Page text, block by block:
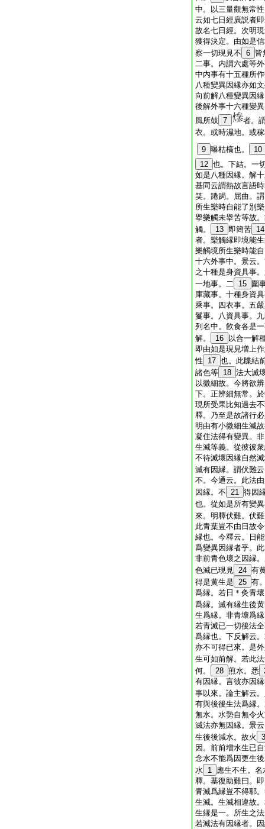
中。以三量觀無常
云如七日經廣説者
故名七日經。次明
獲得決定。由如是
察一切現見不 6 皆
二事。内謂六處等
中内事有十五種所
八種變異因縁亦如
向前解八種變異因
後解外事十六種變
風所鼓 7
者。
衣。或時濕地。或
9 曝枯槁也。
10
12 也。下結。一
如是八種因縁。解
基同云謂熱故言語
笑。踡跼。屈曲。
所生樂時自能了別
擧樂觸未擧苦等故
觸。
13 即簡苦 14
者。樂觸縁即境能
樂觸境所生樂時能
十六外事中。景云
之十種是身資具事
一地事。二 15 圍
庫藏事。十種身資
乘事。四衣事。五
鬘事。八資具事。
列名中。飮食各是
解。
16
以合一解
即由如是現見増上
性
17 也。此牒結
諸色等 18 法大滅
以微細故。今將欲
下。正辨細無常。
現所受果比知過去
釋。乃至是故諸行
明由有小微細生滅
凝住法得有變異。
生滅等義。從彼彼
不待滅壞因縁自然
滅有因縁。謂伏難
不。今通云。此法
因縁。不 21 得因
也。從如是所有變
來。明釋伏難。伏
此青葉豈不由日故
縁也。今釋云。日
爲變異因縁者乎。
非前青色壞之因縁
色滅已現見 24 有
得是黄生是 25 有
爲縁。若日＊灸青
爲縁。滅有縁生後
生爲縁。非青壞爲
若青滅已一切後法
爲縁也。下反解云
亦不可得已來。是
生可如前解。若此
何。
28 煎水。悉
有因縁。言彼亦因
事以來。論主解云
有與後後生法爲縁
無水。水勢自無令
滅法亦無因縁。景
生後後減水。故火
因。前前増水生已
念水不能爲因更生
水 1 應生不生。
釋。基復助難曰。
青滅爲縁豈不得耶
生滅。生滅相違故
生縁是一。所生之
若滅法有因縁者。